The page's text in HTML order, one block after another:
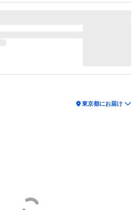
location_on東京都にお届け